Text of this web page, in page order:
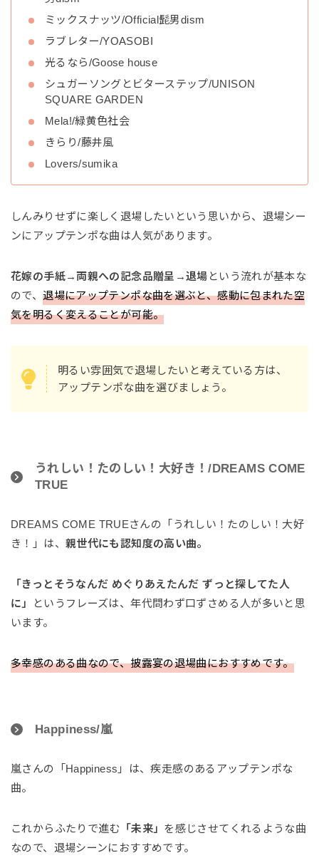
ミックスナッツ/Official髭男dism
ラブレター/YOASOBI
光るなら/Goose house
シュガーソングとビターステップ/UNISON
SQUARE GARDEN
Mela!/緑黄色社会
きらり/藤井風
Lovers/sumika
しんみりせずに楽しく退場したいという思いから、退場シー
ンにアップテンポな曲は人気があります。
花嫁の手紙→両親への記念品贈呈→退場 という流れが基本な
ので、退場にアップテンポな曲を選ぶと、感動に包まれた空
気を明るく変えることが可能。
明るい雰囲気で退場したいと考えている方は、
アップテンポな曲を選びましょう。
うれしい！たのしい！大好き！/DREAMS COME
TRUE
DREAMS COME TRUEさんの「うれしい！たのしい！大好
き！」は、 親世代にも認知度の高い曲。
「きっとそうなんだ めぐりあえたんだ ずっと探してた人
に」
というフレーズは、年代問わず口ずさめる人が多いと思
います。
多幸感のある曲なので、披露宴の退場曲におすすめです。
Happiness/嵐
嵐さんの「Happiness」は、疾走感のあるアップテンポな
曲。
これからふたりで進む 「未来」 を感じさせてくれるような曲
なので、退場シーンにおすすめです。